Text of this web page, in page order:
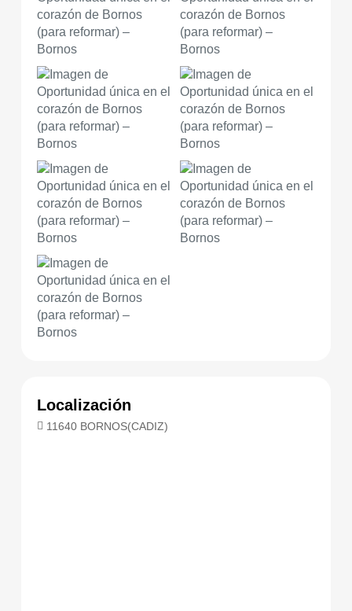
Localización
11640 BORNOS(CADIZ)